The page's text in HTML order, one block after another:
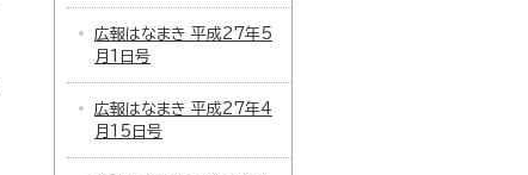
広報はなまき 平成27年5
月1日号
広報はなまき 平成27年4
月15日号